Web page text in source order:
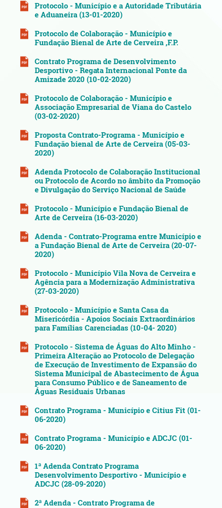
Protocolo - Município e a Autoridade Tributária
e Aduaneira (13-01-2020)
Protocolo de Colaboração - Município e
Fundação Bienal de Arte de Cerveira ,F.P.
Contrato Programa de Desenvolvimento
Desportivo - Regata Internacional Ponte da
Amizade 2020 (10-02-2020)
Protocolo de Colaboração - Município e
Associação Empresarial de Viana do Castelo
(03-02-2020)
Proposta Contrato-Programa - Município e
Fundação bienal de Arte de Cerveira (05-03-
2020)
Adenda Protocolo de Colaboração Institucional
ou Protocolo de Acordo no âmbito da Promoção
e Divulgação do Serviço Nacional de Saúde
Protocolo - Município e Fundação Bienal de
Arte de Cerveira (16-03-2020)
Adenda - Contrato-Programa entre Município e
a Fundação Bienal de Arte de Cerveira (20-07-
2020)
Protocolo - Município Vila Nova de Cerveira e
Agência para a Modernização Administrativa
(27-03-2020)
Protocolo - Município e Santa Casa da
Misericórdia - Apoios Sociais Extraordinários
para Famílias Carenciadas (10-04- 2020)
Protocolo - Sistema de Águas do Alto Minho -
Primeira Alteração ao Protocolo de Delegação
de Execução de Investimento de Expansão do
Sistema Municipal de Abastecimento de Água
para Consumo Público e de Saneamento de
Águas Residuais Urbanas
Contrato Programa - Município e Citius Fit (01-
06-2020)
Contrato Programa - Município e ADCJC (01-
06-2020)
1ª Adenda Contrato Programa
Desenvolvimento Desportivo - Município e
ADCJC (28-09-2020)
2ª Adenda - Contrato Programa de